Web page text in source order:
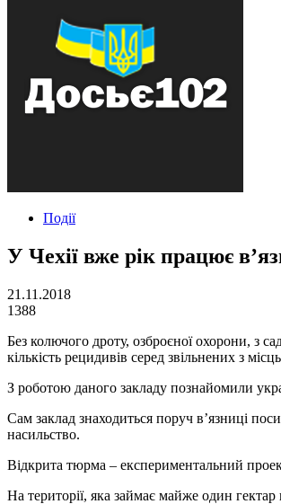
Події
У Чехії вже рік працює
21.11.2018
1388
Без колючого дроту, озброєної охорони, з
кількість рецидивів серед звільнених з
З роботою даного закладу познайомили
Сам заклад знаходиться поруч в’язниці
насильство.
Відкрита тюрма – експериментальний
На території, яка займає майже один